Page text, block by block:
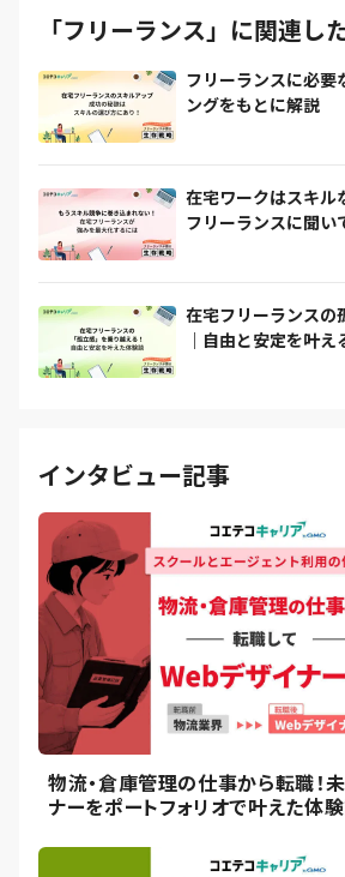
「フリーランス」に関連し
フリーランスに必要
ングをもとに解説
在宅ワークはスキル
フリーランスに聞い
在宅フリーランスの
｜自由と安定を叶
インタビュー記事
物流・倉庫管理の仕事から転職！
ナーをポートフォリオで叶えた体